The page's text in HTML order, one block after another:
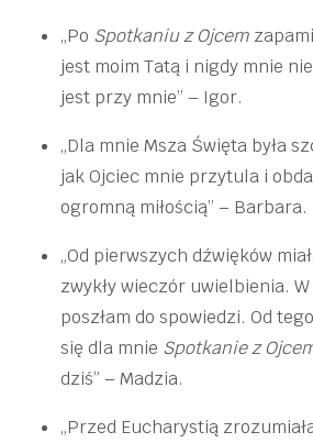
„Po Spotkaniu z Ojcem
jest moim Tatą i nigdy mnie
jest przy mnie” – Igor.
„Dla mnie Msza Święta była
jak Ojciec mnie przytula i
ogromną miłością” – Barbara.
„Od pierwszych dźwięków
zwykły wieczór uwielbienia.
poszłam do spowiedzi. Od
się dla mnie Spotkanie z
dziś” – Madzia.
„Przed Eucharystią